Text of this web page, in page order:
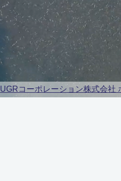
UGRコーポレーション株式会社